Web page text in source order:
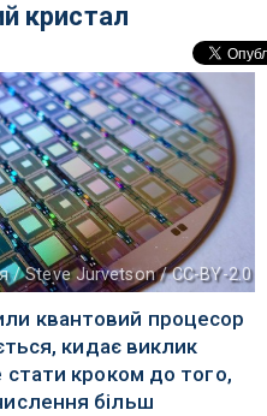
кристал
/ Steve Jurvetson / CC-BY-2.0
квантовий процесор
кидає виклик
стати кроком до того,
більш